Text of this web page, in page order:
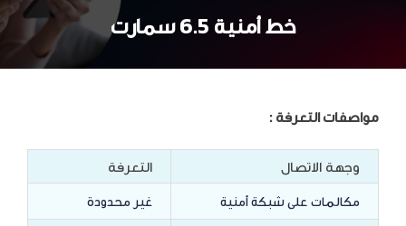
خط أمنية 6.5 سمارت
مواصفات التعرفة :
وجهة الاتصال التعرفة
مكالمات على شبكة أمنية
غير محدودة